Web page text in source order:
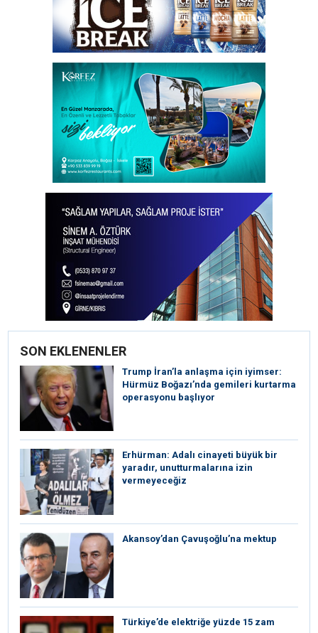
SON EKLENENLER
Trump İran’la anlaşma için iyimser:
Hürmüz Boğazı’nda gemileri kurtarma
operasyonu başlıyor
Erhürman: Adalı cinayeti büyük bir
yaradır, unutturmalarına izin
vermeyeceğiz
Akansoy’dan Çavuşoğlu’na mektup
Türkiye’de elektriğe yüzde 15 zam